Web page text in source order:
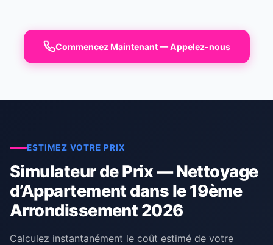
Commencez Maintenant — Appelez-nous
ESTIMEZ VOTRE PRIX
Simulateur de Prix — Nettoyage
d’Appartement dans le 19ème
Arrondissement 2026
Calculez instantanément le coût estimé de votre